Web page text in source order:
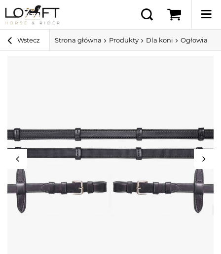
Wstecz Strona główna Produkty Dla koni Ogłowia i